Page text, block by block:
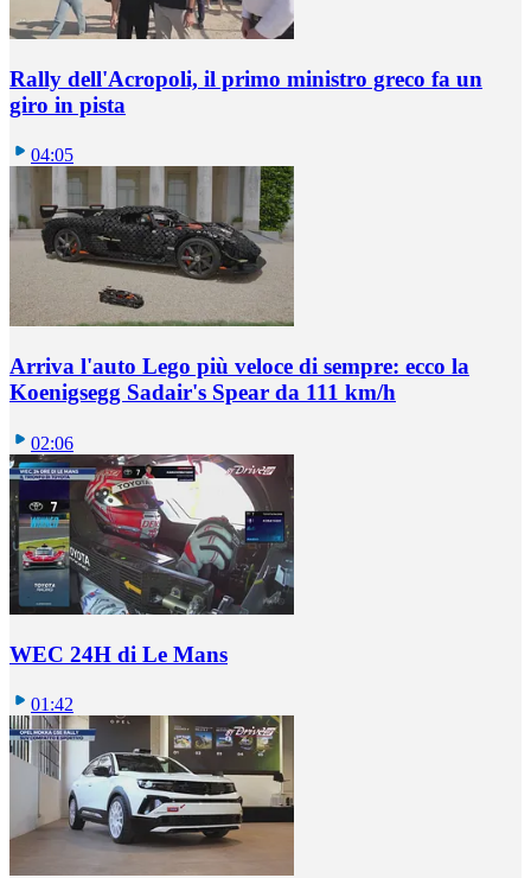
Rally dell'Acropoli, il primo ministro greco fa un
giro in pista
04:05
Arriva l'auto Lego più veloce di sempre: ecco la
Koenigsegg Sadair's Spear da 111 km/h
02:06
WEC 24H di Le Mans
01:42